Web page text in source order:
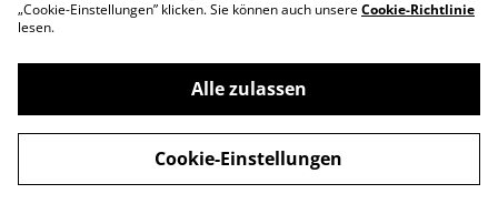
©2026Nicole Tischer
powered by
„Cookie-Einstellungen” klicken. Sie können auch unsereCookie-Richtlinie
lesen.
Alle zulassen
Cookie-Einstellungen